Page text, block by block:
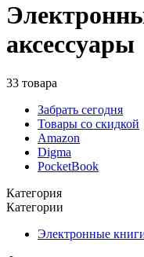
аксессуары
33 товара
Забрать сегодня
Товары со скидкой
Amazon
Digma
PocketBook
Категория
Категории
Электронные